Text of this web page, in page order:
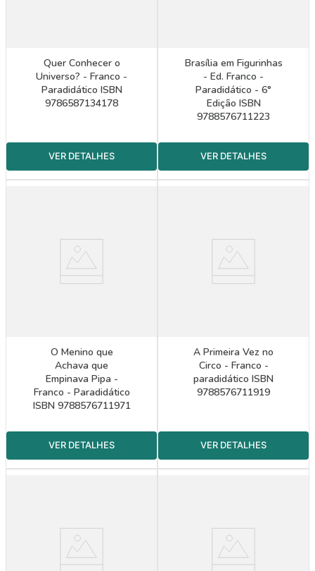
Quer Conhecer o
Universo? - Franco -
Paradidático ISBN
9786587134178
Brasília em Figurinhas
- Ed. Franco -
Paradidático - 6°
Edição ISBN
9788576711223
O Menino que
Achava que
Empinava Pipa -
Franco - Paradidático
ISBN 9788576711971
A Primeira Vez no
Circo - Franco -
paradidático ISBN
9788576711919